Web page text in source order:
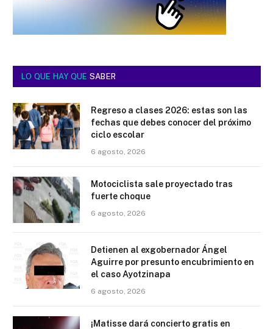
LO QUE HAY QUE SABER
Regreso a clases 2026: estas son las
fechas que debes conocer del próximo
ciclo escolar
6 agosto, 2026
Motociclista sale proyectado tras
fuerte choque
6 agosto, 2026
Detienen al exgobernador Ángel
Aguirre por presunto encubrimiento en
el caso Ayotzinapa
6 agosto, 2026
¡Matisse dará concierto gratis en